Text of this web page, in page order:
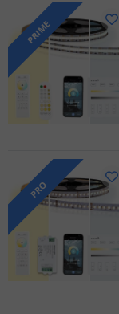
PRIME
PRO